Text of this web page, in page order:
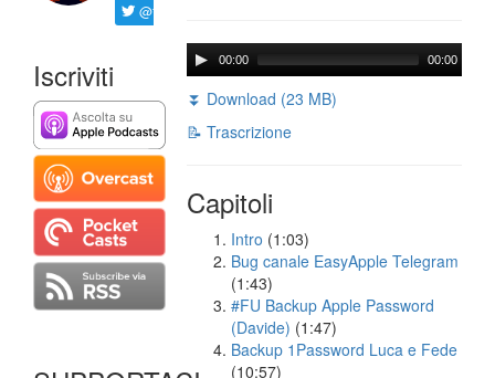
@ftrava
Iscriviti 00:00 00:00
⏬ Download (23 MB)
📝 Trascrizione
Capitoli
Intro (1:03)
Bug canale EasyApple Telegram
(1:43)
#FU Backup Apple Password
(Davide) (1:47)
Backup 1Password Luca e Fede
(10:57)